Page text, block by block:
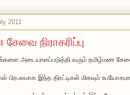
2011
நிராகரிப்பு
அடையாளப்படுத்தி வரும் தமிழ்மண சேவை
பிரபலமாக இந்த திரட்டிகள் மிகவும்